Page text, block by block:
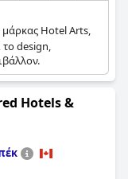
μάρκας Hotel Arts,
το design,
Hotels &